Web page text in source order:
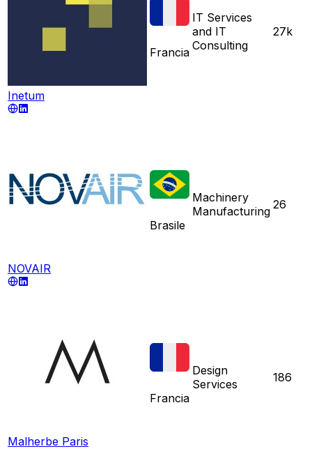
Inetum
Francia
IT Services
and IT
Consulting
27k
NOVAIR
Brasile
Machinery
Manufacturing 26
Malherbe Paris
Francia
Design
Services
186